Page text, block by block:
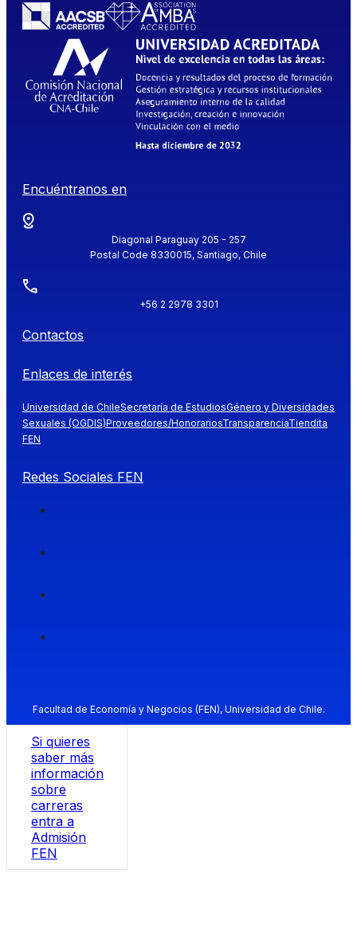
Encuéntranos en
Diagonal Paraguay 205 - 257
Postal Code 8330015, Santiago, Chile
+56 2 2978 3301
Contactos
Enlaces de interés
Universidad de ChileSecretaría de EstudiosGénero y Diversidades
Sexuales (OGDIS)Proveedores/HonorariosTransparenciaTiendita
FEN
Redes Sociales FEN
Facultad de Economía y Negocios (FEN), Universidad de Chile.
Si quieres
saber más
información
sobre
carreras
entra a
Admisión
FEN